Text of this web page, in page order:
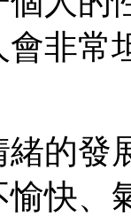
非常
發
快、